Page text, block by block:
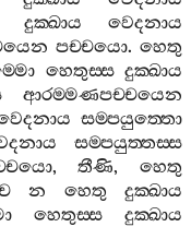
දුක‍්ඛාය
වෙදනාය
පච‍්චයො.හෙතු
හෙතුස‍්ස දුක‍්ඛාය
ආරම‍්මණපච‍්චයෙන
සම‍්පයුත‍්තො
සම‍්පයුත‍්තස‍්ස
,තීණි, හෙතු
න හෙතු
දුක‍්ඛාය
හෙතුස‍්ස
දුක‍්ඛාය